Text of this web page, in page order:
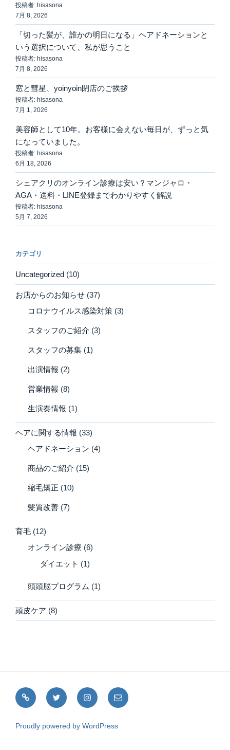
投稿者: hisasona
7月 8, 2026
「切った髪が、誰かの明日になる」ヘアドネーションと
いう選択について、私が思うこと
投稿者: hisasona
7月 8, 2026
窓と彗星、yoinyoin閉店のご挨拶
投稿者: hisasona
7月 1, 2026
美容師として10年。お客様に会えない毎日が、ずっと気
になっていました。
投稿者: hisasona
6月 18, 2026
シェアクリのオンライン診療は安い？マンジャロ・
AGA・送料・LINE登録までわかりやすく解説
投稿者: hisasona
5月 7, 2026
カテゴリ
Uncategorized (10)
お店からのお知らせ (37)
コロナウイルス感染対策 (3)
スタッフのご紹介 (3)
スタッフの募集 (1)
出演情報 (2)
営業情報 (8)
生演奏情報 (1)
ヘアに関する情報 (33)
ヘアドネーション (4)
商品のご紹介 (15)
縮毛矯正 (10)
髪質改善 (7)
育毛 (12)
オンライン診療 (6)
ダイエット (1)
頭頭脳プログラム (1)
頭皮ケア (8)
note Twitter Instagramメ
ー
Proudly powered by WordPress